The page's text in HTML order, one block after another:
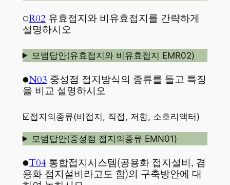
○R02 유효접지와 비유효접지를 간략하게
설명하시오
모범답안(유효접지와 비유효접지 EMR02)
●N03중성점 접지방식의 종류를 들고 특징
을 비교 설명하시오
☑️접지의종류(비접지, 직접, 저항, 소호리액터)
모범답안(중성점 접지의종류 EMN01)
●T04통합접지시스템(공용화 접지설비, 겸
용화 접지설비라고도 함)의 구축방안에 대